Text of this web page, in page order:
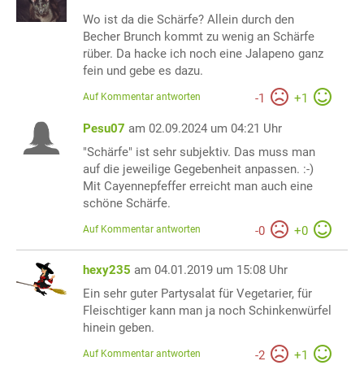
Wo ist da die Schärfe? Allein durch den
Becher Brunch kommt zu wenig an Schärfe
rüber. Da hacke ich noch eine Jalapeno ganz
fein und gebe es dazu.
-1 +1
Auf Kommentar antworten
Pesu07 am 02.09.2024 um 04:21 Uhr
"Schärfe" ist sehr subjektiv. Das muss man
auf die jeweilige Gegebenheit anpassen. :-)
Mit Cayennepfeffer erreicht man auch eine
schöne Schärfe.
-0 +0
Auf Kommentar antworten
hexy235 am 04.01.2019 um 15:08 Uhr
Ein sehr guter Partysalat für Vegetarier, für
Fleischtiger kann man ja noch Schinkenwürfel
hinein geben.
-2 +1
Auf Kommentar antworten